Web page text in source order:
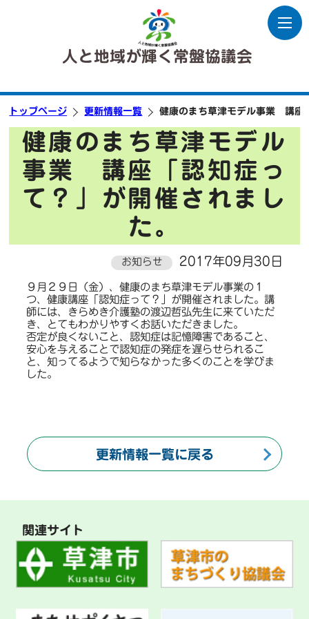
人と地域が輝く常盤協議会
トップページ 更新情報一覧 健康のまち草津モデル事業 講座
健康のまち草津モデル
事業 講座「認知症っ
て？」が開催されまし
た。
お知らせ 2017年09月30日
９月２９日（金）、健康のまち草津モデル事業の１
つ、健康講座「認知症って？」が開催されました。講
師には、きらめき介護塾の渡辺哲弘先生に来ていただ
き、とてもわかりやすくお話いただきました。
否定が良くないこと、認知症は記憶障害であること、
安心を与えることで認知症の発症を遅らせられるこ
と、知ってるようで知らなかった多くのことを学びま
した。
更新情報一覧に戻る
関連サイト